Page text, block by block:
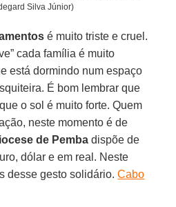
Silva Júnior)
é muito triste e cruel.
cada família é muito
está dormindo num espaço
É bom lembrar que
o sol é muito forte. Quem
neste momento é de
de Pemba dispõe de
dólar e em real. Neste
desse gesto solidário.Cabo